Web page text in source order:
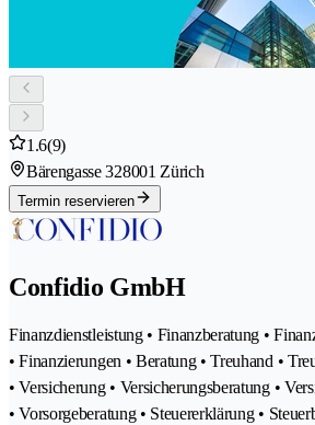
1.6(9)
Bärengasse 328001 Zürich
Termin reservieren
Confidio GmbH
Finanzdienstleistung • Finanzberatung •
• Finanzierungen • Beratung • Treuhand •
• Versicherung • Versicherungsberatung •
• Vorsorgeberatung • Steuererklärung •